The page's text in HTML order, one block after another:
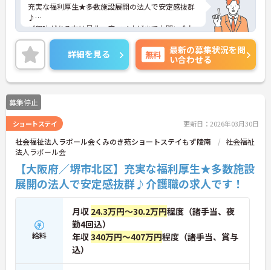
充実な福利厚生★多数施設展開の法人で安定感抜群
♪
ご興味がある方は是非一度マイナビまでお問い合わ
せください。さらに詳細などお伝えします！
詳細を見る 無料
最新の募集状況を問
い合わせる
募集停止
ショートステイ 更新日：2026年03月30日
社会福祉法人ラポール会くみのき苑ショートステイもず陵南
社会福祉
法人ラポール会
【大阪府／堺市北区】充実な福利厚生★多数施設
展開の法人で安定感抜群♪介護職の求人です！
給料
月収 24.3万円～30.2万円程度（諸手当、夜
勤4回込）
年収340万円～407万円程度（諸手当、賞与
込）